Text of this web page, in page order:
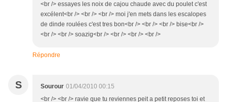
<br /> essayes les noix de cajou chaude avec du poulet c'est
excélent<br /> <br /> <br /> moi j'en mets dans les escalopes
de dinde roulées c'est tres bon<br /> <br /> <br /> bise<br />
<br /> <br /> soazig<br /> <br /> <br /> <br />
Répondre
S Sourour 01/04/2010 00:15
<br /> <br /> ravie que tu reviennes peit a petit reposes toi et